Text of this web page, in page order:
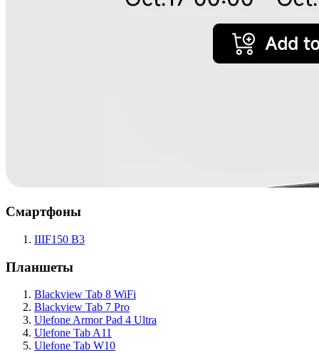
Смартфоны
IIIF150 B3
Планшеты
Blackview Tab 8 WiFi
Blackview Tab 7 Pro
Ulefone Armor Pad 4 Ultra
Ulefone Tab A11
Ulefone Tab W10